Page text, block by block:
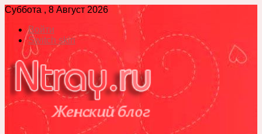
Суббота , 8 Август 2026
Войти
Switch skin